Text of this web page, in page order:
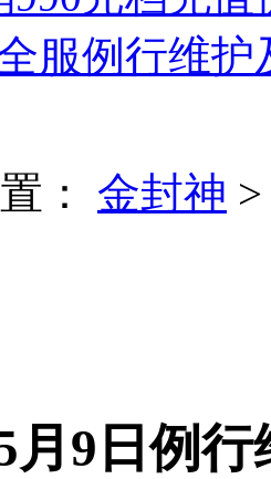
服例行维护
： 金封神
月9日例行